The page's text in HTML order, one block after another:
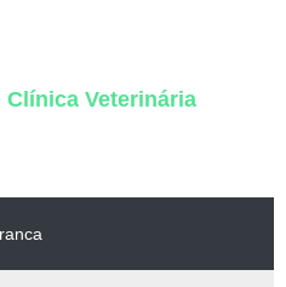
Clínica Veterinária